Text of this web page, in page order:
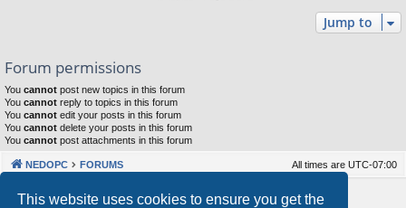
This website uses cookies to ensure you get the
Jump to
Forum permissions
You cannot post new topics in this forum
You cannot reply to topics in this forum
You cannot edit your posts in this forum
You cannot delete your posts in this forum
You cannot post attachments in this forum
NEDOPC FORUMS All times are UTC-07:00
Powered byphpBB® Forum Software © phpBB Limited